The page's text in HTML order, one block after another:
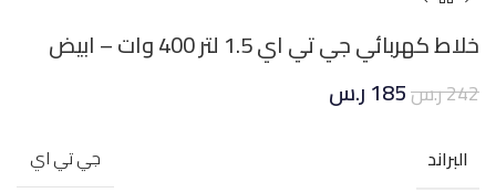
خلاط كهربائي جي تي اي 1.5 لتر 400 وات – ابيض
242ر.س185ر.س
البراند جي تي اي